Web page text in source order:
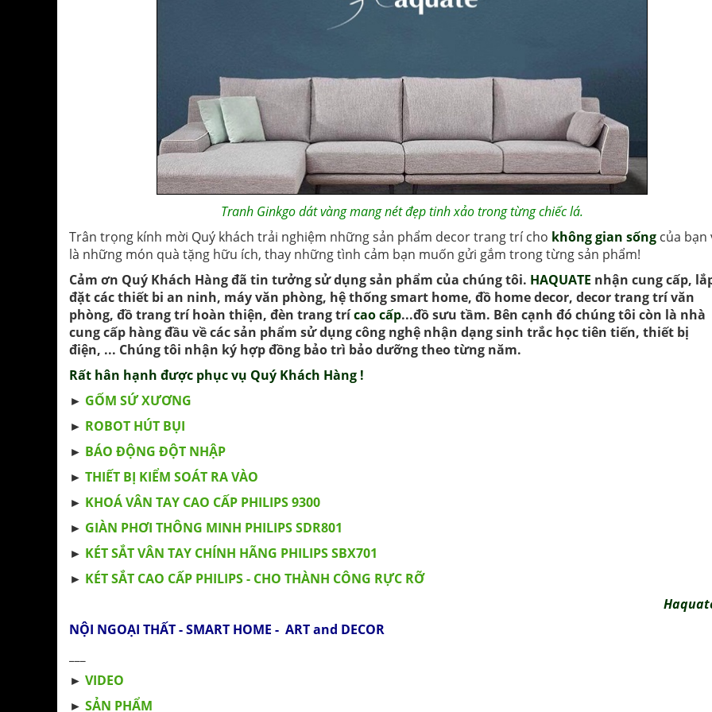
Tranh Ginkgo dát vàng mang nét đẹp tinh xảo trong từng chiếc lá.
Trân trọng kính mời Quý khách trải nghiệm những sản phẩm decor trang trí cho không gian sống của bạn
là những món quà tặng hữu ích, thay những tình cảm bạn muốn gửi gắm trong từng sản phẩm!
Cảm ơn Quý Khách Hàng đã tin tưởng sử dụng sản phẩm của chúng tôi. HAQUATE nhận cung cấp,
đặt các thiết bi an ninh, máy văn phòng, hệ thống smart home, đồ home decor, decor trang trí văn
phòng, đồ trang trí hoàn thiện, đèn trang trícao cấp...đồ sưu tầm. Bên cạnh đó chúng tôi còn là nhà
cung cấp hàng đầu về các sản phẩm sử dụng công nghệ nhận dạng sinh trắc học tiên tiến, thiết bị
điện, ... Chúng tôi nhận ký hợp đồng bảo trì bảo dưỡng theo từng năm.
Rất hân hạnh được phục vụ Quý Khách Hàng !
► GỐM SỨ XƯƠNG
► ROBOT HÚT BỤI
► BÁO ĐỘNG ĐỘT NHẬP
► THIẾT BỊ KIỂM SOÁT RA VÀO
► KHOÁ VÂN TAY CAO CẤP PHILIPS 9300
► GIÀN PHƠI THÔNG MINH PHILIPS SDR801
► KÉT SẮT VÂN TAY CHÍNH HÃNG PHILIPS SBX701
► KÉT SẮT CAO CẤP PHILIPS - CHO THÀNH CÔNG RỰC RỠ
NỘI NGOẠI THẤT - SMART HOME - ART and DECOR
► VIDEO
► SẢN PHẨM